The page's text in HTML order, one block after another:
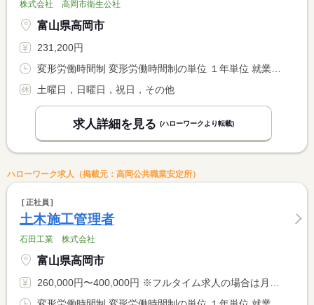
株式会社 高岡市衛生公社
富山県高岡市
231,200円
土曜日，日曜日，祝日，その他
求人詳細を見る (ハローワークより転載)
ハローワーク求人（掲載元：高岡公共職業安定所）
正社員
土木施工管理者
石田工業 株式会社
富山県高岡市
260,000円〜400,000円 ※フルタイム求人の場合は月額（換算額）、パート求人の場合は時間額を表示しています。